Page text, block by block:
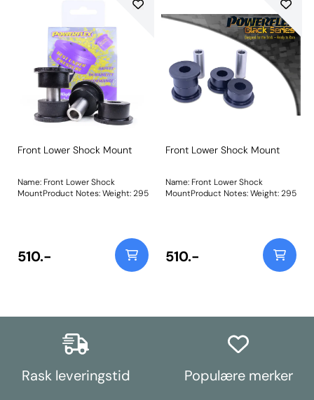
Front Lower Shock Mount
Name: Front Lower Shock
MountProduct Notes: Weight: 295
510.-
Front Lower Shock Mount
Name: Front Lower Shock
MountProduct Notes: Weight: 295
510.-
Rask leveringstid Populære merker